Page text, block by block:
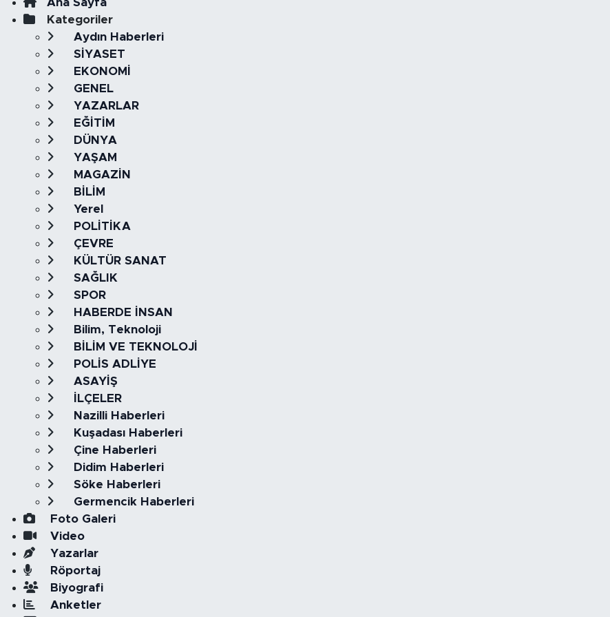
Ana Sayfa
Kategoriler
Aydın Haberleri
SİYASET
EKONOMİ
GENEL
YAZARLAR
EĞİTİM
DÜNYA
YAŞAM
MAGAZİN
BİLİM
Yerel
POLİTİKA
ÇEVRE
KÜLTÜR SANAT
SAĞLIK
SPOR
HABERDE İNSAN
Bilim, Teknoloji
BİLİM VE TEKNOLOJİ
POLİS ADLİYE
ASAYİŞ
İLÇELER
Nazilli Haberleri
Kuşadası Haberleri
Çine Haberleri
Didim Haberleri
Söke Haberleri
Germencik Haberleri
Foto Galeri
Video
Yazarlar
Röportaj
Biyografi
Anketler